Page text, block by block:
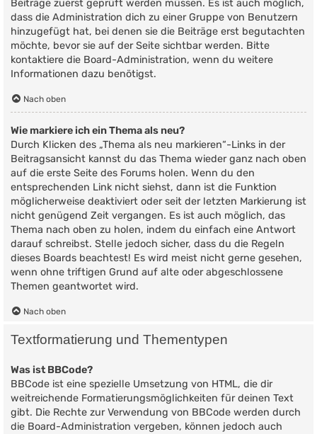
Beiträge zuerst geprüft werden müssen. Es ist auch möglich,
dass die Administration dich zu einer Gruppe von Benutzern
hinzugefügt hat, bei denen sie die Beiträge erst begutachten
möchte, bevor sie auf der Seite sichtbar werden. Bitte
kontaktiere die Board-Administration, wenn du weitere
Informationen dazu benötigst.
Nach oben
Wie markiere ich ein Thema als neu?
Durch Klicken des „Thema als neu markieren“-Links in der
Beitragsansicht kannst du das Thema wieder ganz nach oben
auf die erste Seite des Forums holen. Wenn du den
entsprechenden Link nicht siehst, dann ist die Funktion
möglicherweise deaktiviert oder seit der letzten Markierung ist
nicht genügend Zeit vergangen. Es ist auch möglich, das
Thema nach oben zu holen, indem du einfach eine Antwort
darauf schreibst. Stelle jedoch sicher, dass du die Regeln
dieses Boards beachtest! Es wird meist nicht gerne gesehen,
wenn ohne triftigen Grund auf alte oder abgeschlossene
Themen geantwortet wird.
Nach oben
Textformatierung und Thementypen
Was ist BBCode?
BBCode ist eine spezielle Umsetzung von HTML, die dir
weitreichende Formatierungsmöglichkeiten für deinen Text
gibt. Die Rechte zur Verwendung von BBCode werden durch
die Board-Administration vergeben, können jedoch auch